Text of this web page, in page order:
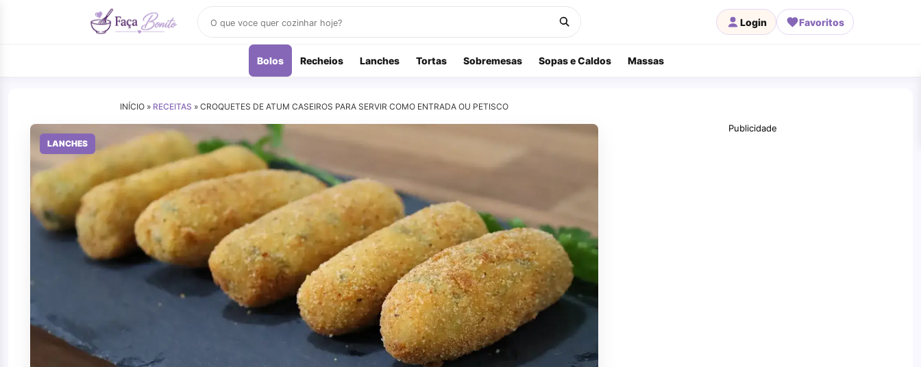
receitas
Login Favoritos
Bolos Recheios Lanches Tortas Sobremesas Sopas e Caldos Massas
INÍCIO » RECEITAS »CROQUETES DE ATUM CASEIROS PARA SERVIR COMO ENTRADA OU PETISCO
LANCHES
Publicidade